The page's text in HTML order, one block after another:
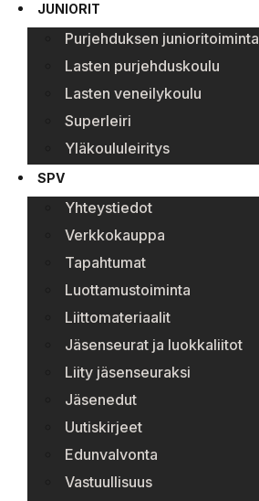
JUNIORIT
Purjehduksen junioritoiminta
Lasten purjehduskoulu
Lasten veneilykoulu
Superleiri
Yläkoululeiritys
SPV
Yhteystiedot
Verkkokauppa
Tapahtumat
Luottamustoiminta
Liittomateriaalit
Jäsenseurat ja luokkaliitot
Liity jäsenseuraksi
Jäsenedut
Uutiskirjeet
Edunvalvonta
Vastuullisuus